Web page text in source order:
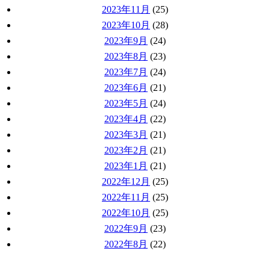
2023年11月 (25)
2023年10月 (28)
2023年9月 (24)
2023年8月 (23)
2023年7月 (24)
2023年6月 (21)
2023年5月 (24)
2023年4月 (22)
2023年3月 (21)
2023年2月 (21)
2023年1月 (21)
2022年12月 (25)
2022年11月 (25)
2022年10月 (25)
2022年9月 (23)
2022年8月 (22)